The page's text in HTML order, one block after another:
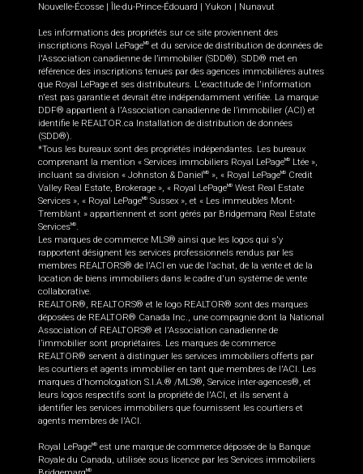
Nouvelle-Écosse | Île-du-Prince-Édouard | Yukon | Nunavut
Les informations des propriétés sur ce site proviennent des
inscriptions Royal LePageMD et du service de distribution de données de
l'Association canadienne de l’immobilier (SDD®). SDD® met en
référence des inscriptions tenues par des agences immobilières autres
que Royal LePage et ses distributeurs. L'exactitude de l'information
n'est pas garantie et devrait être indépendamment vérifiée. La marque
DDF® appartient à l'Association canadienne de l’immobilier (ACI) et
identifie le REALTOR.ca Installation de distribution de données
(SDD®).
*Tous les bureaux sont des propriétés indépendantes. Les bureaux
comprenant la mention « Services immobiliers Royal LePageMD
Ltée »,
incluant sa division « Johnston & DanielMD », « Royal LePageMD
Credit
Valley Real Estate, Brokerage », « Royal LePageMD West Real Estate
Services », « Royal LePageMD Sussex », et « Les immeubles Mont-
Tremblant » appartiennent et sont gérés par Bridgemarq Real Estate
ServicesMD.
Les marques de commerce MLS® ainsi que les logos qui s'y
rapportent désignent les services professionnels rendus par les
membres REALTORS® de l'ACI en vue de l'achat, de la vente et de la
location de biens immobiliers dans le cadre d'un système de vente
collaborative.
REALTOR®, REALTORS® et le logo REALTOR® sont des marques
déposées de REALTOR® Canada Inc., une compagnie dont la National
Association of REALTORS® et l'Association canadienne de
l’immobilier sont propriétaires. Les marques de commerce
REALTOR® servent à distinguer les services immobiliers offerts par
les courtiers et agents immobilier en tant que membres de l'ACI. Les
marques d'homologation S.I.A.® /MLS®, Service inter-agences®, et
leurs logos respectifs sont la propriété de l'ACI, et ils servent à
identifier les services immobiliers que fournissent les courtiers et
agents membres de l'ACI.
Royal LePageMD est une marque de commerce déposée de la Banque
Royale du Canada, utilisée sous licence par les Services immobiliers
MD